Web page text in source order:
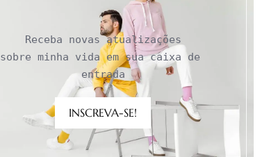
Receba novas atualizações
sobre minha vida em sua caixa de
entrada
INSCREVA-SE!